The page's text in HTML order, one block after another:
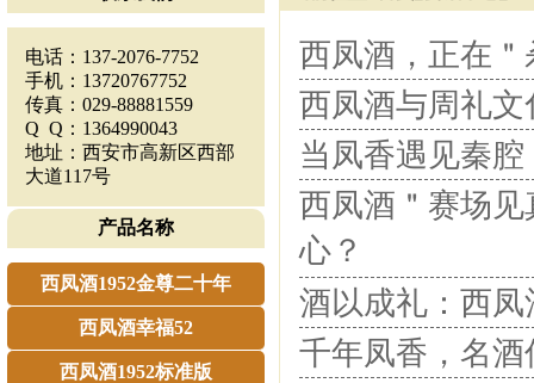
电话：137-2076-7752
手机：13720767752
传真：029-88881559
Q Q：1364990043
地址：西安市高新区西部
大道117号
产品名称
西凤酒1952金尊二十年
西凤酒幸福52
西凤酒1952标准版
西凤酒，正在
西凤酒与周礼
当凤香遇见秦
西凤酒＂赛场
心？
酒以成礼：西
千年凤香，名